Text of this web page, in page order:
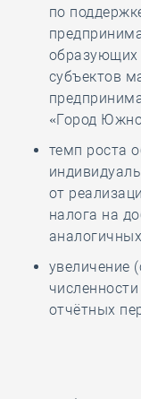
по
образующих
субъектов
«Город
темп роста
от
налога на
увеличение
отчётных